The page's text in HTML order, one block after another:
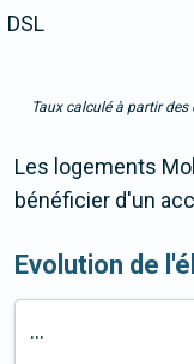
DSL
Taux calculé à partir des
Les logements
bénéficier d'un
Evolution de
...